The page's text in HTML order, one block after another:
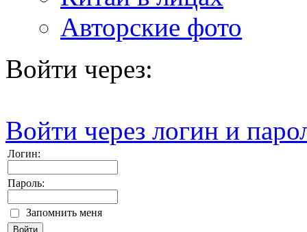
Авторские фото
Войти через:
Войти через логин и
Логин:
Пароль:
Запомнить меня